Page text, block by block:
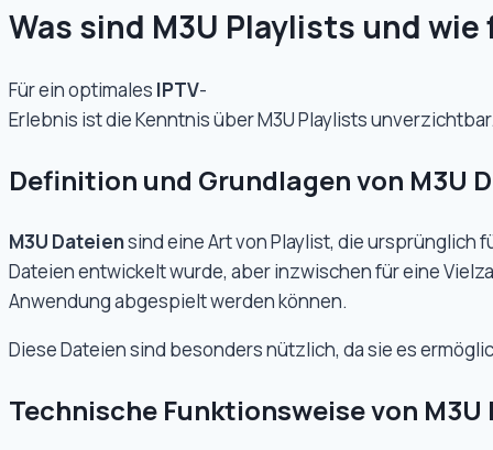
Was sind M3U Playlists und
Für ein optimales IPTV-
Erlebnis ist die Kenntnis über M3U Playlists
Definition und Grundlagen von M3U
M3U Dateiensind eine Art von Playlist, die ursprünglich
Dateien entwickelt wurde, aber inzwischen für eine
Anwendung abgespielt werden können.
Diese Dateien sind besonders nützlich, da sie es
Technische Funktionsweise von